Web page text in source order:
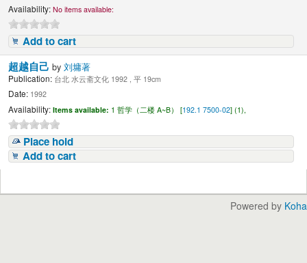
Availability: No items available:
Add to cart
超越自己by刘墉著
Publication: 台北 水云斋文化 1992 , 平 19cm
Date: 1992
Availability: Items available: 1 哲学（二楼 A~B） [192.1 7500-02] (1),
Place hold
Add to cart
Powered by Koha